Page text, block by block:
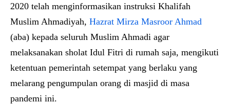
2020 telah menginformasikan instruksi Khalifah
Muslim Ahmadiyah, Hazrat Mirza Masroor Ahmad
(aba) kepada seluruh Muslim Ahmadi agar
melaksanakan sholat Idul Fitri di rumah saja, mengikuti
ketentuan pemerintah setempat yang berlaku yang
melarang pengumpulan orang di masjid di masa
pandemi ini.